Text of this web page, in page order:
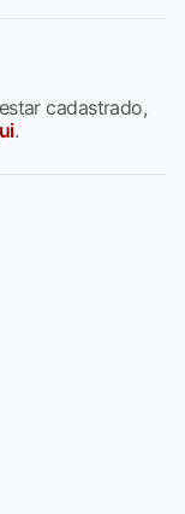
cadastrado,
.